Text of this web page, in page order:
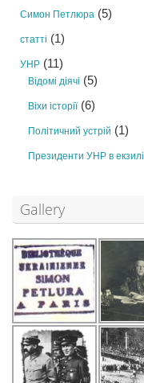
Симон Петлюра (5)
статті (1)
УНР (11)
Відомі діячі (5)
Віхи історії(6)
Політичний устрій (1)
Президенти УНР в екзилі
Gallery